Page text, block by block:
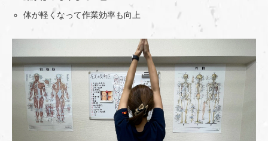
体が軽くなって作業効率も向上